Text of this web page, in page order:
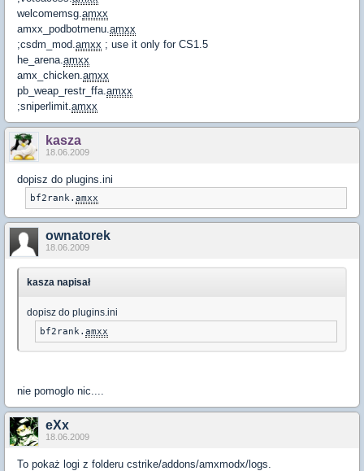
welcomemsg. amxx
amxx_podbotmenu. amxx
;csdm_mod. amxx ; use it only for CS1.5
he_arena. amxx
amx_chicken. amxx
pb_weap_restr_ffa. amxx
;sniperlimit. amxx
kasza
18.06.2009
dopisz do plugins.ini
bf2rank. amxx
ownatorek
18.06.2009
kasza napisał
dopisz do plugins.ini
bf2rank. amxx
nie pomoglo nic....
eXx
18.06.2009
To pokaż logi z folderu cstrike/addons/amxmodx/logs.